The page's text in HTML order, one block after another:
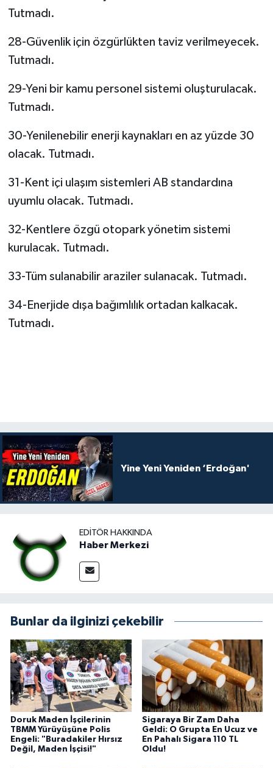
Tutmadı.
28-Güvenlik için özgürlükten taviz verilmeyecek.
Tutmadı.
29-Yeni bir kamu personel sistemi oluşturulacak.
Tutmadı.
30-Yenilenebilir enerji kaynakları en az yüzde 30
olacak. Tutmadı.
31-Kent içi ulaşım sistemleri AB standardına
uyumlu olacak. Tutmadı.
32-Kentlere özgü otopark yönetim sistemi
kurulacak. Tutmadı.
33-Tüm sulanabilir araziler sulanacak. Tutmadı.
34-Enerjide dışa bağımlılık ortadan kalkacak.
Tutmadı.
Yine Yeni Yeniden ‘Erdoğan'
EDITÖR HAKKINDA
Haber Merkezi
Bunlar da ilginizi çekebilir
Doruk Maden İşçilerinin
TBMM Yürüyüşüne Polis
Engeli: "Buradakiler Hırsız
Değil, Maden İşçisi!"
Sigaraya Bir Zam Daha
Geldi: O Grupta En Ucuz ve
En Pahalı Sigara 110 TL
Oldu!